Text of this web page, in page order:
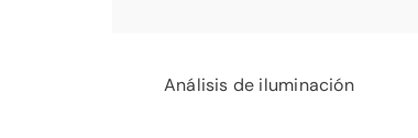
Análisis de iluminación